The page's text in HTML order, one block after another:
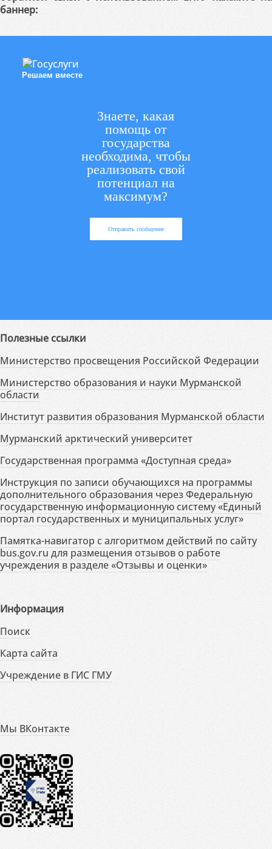
баннер:
Решаем вместе
Знаете, какая
помощь от
государства
необходима, чтобы
реализовать свой
потенциал на
максимум?
Отправить сообщение
Полезные ссылки
Министерство просвещения Российской Федерации
Министерство образования и науки Мурманской
области
Институт развития образования Мурманской области
Мурманский арктический университет
Государственная программа «Доступная среда»
Инструкция по записи обучающихся на программы
дополнительного образования через Федеральную
государственную информационную систему «Единый
портал государственных и муниципальных услуг»
Памятка-навигатор с алгоритмом действий по сайту
bus.gov.ru для размещения отзывов о работе
учреждения в разделе «Отзывы и оценки»
Информация
Поиск
Карта сайта
Учреждение в ГИС ГМУ
Мы ВКонтакте